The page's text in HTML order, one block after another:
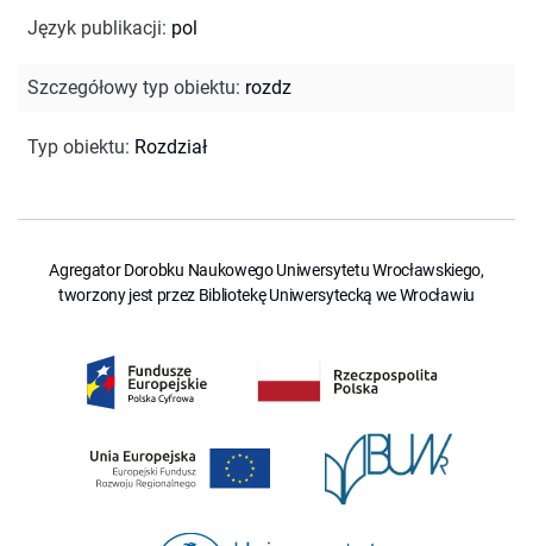
Język publikacji: pol
Szczegółowy typ obiektu: rozdz
Typ obiektu: Rozdział
Agregator Dorobku Naukowego Uniwersytetu Wrocławskiego,
tworzony jest przez Bibliotekę Uniwersytecką we Wrocławiu